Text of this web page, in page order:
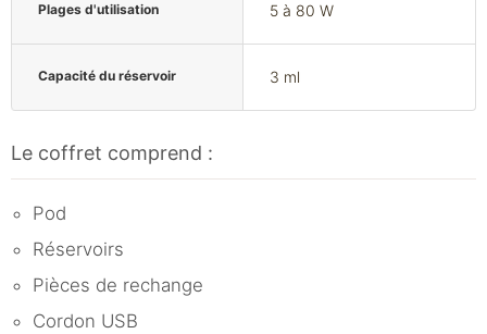
Plages d'utilisation 5 à 80 W
Capacité du réservoir 3 ml
Le coffret comprend :
Pod
Réservoirs
Pièces de rechange
Cordon USB